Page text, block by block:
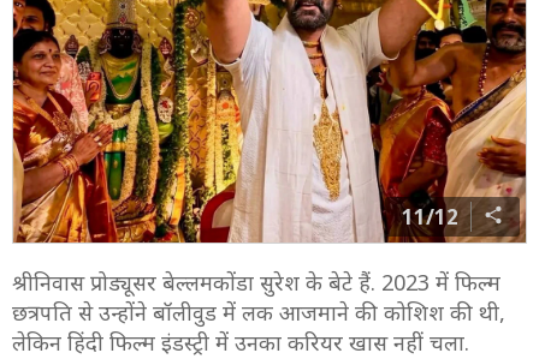
11/12
श्रीनिवास प्रोड्यूसर बेल्लमकोंडा सुरेश के बेटे हैं. 2023 में फिल्म
छत्रपति से उन्होंने बॉलीवुड में लक आजमाने की कोशिश की थी,
लेकिन हिंदी फिल्म इंडस्ट्री में उनका करियर खास नहीं चला.